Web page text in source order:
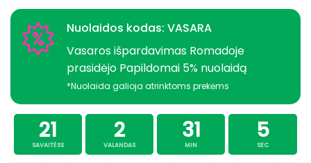
Nuolaidos kodas: VASARA
Vasaros išpardavimas Romadoje
prasidėjo Papildomai 5% nuolaidą
*Nuolaida galioja atrinktoms prekėms
21
SAVAITĖSS
2
VALANDAS
31
MIN
4
SEC